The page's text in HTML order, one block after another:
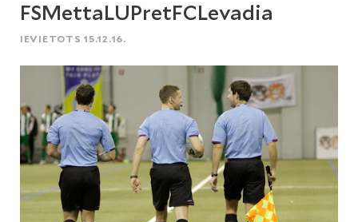
FSMettaLUPretFCLevadia
IEVIETOTS 15.12.16.